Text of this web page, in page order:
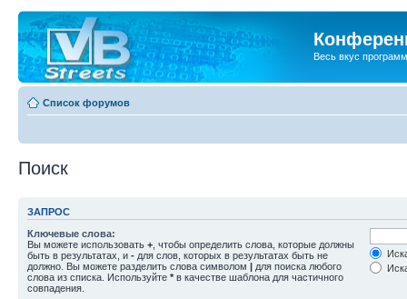
Весь вкус
Список форумов
Поиск
ЗАПРОС
Ключевые слова:
Вы можете использовать + , чтобы определить слова, которые должны
быть в результатах, и - для слов, которых в результатах быть не
должно. Вы можете разделить слова символом | для поиска любого
слова из списка. Используйте * в качестве шаблона для частичного
совпадения.